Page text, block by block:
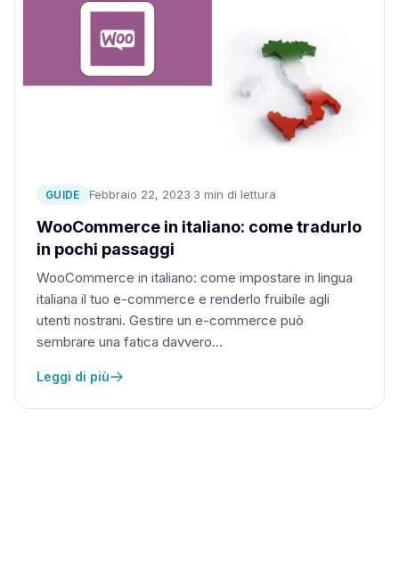
GUIDE Febbraio 22, 2023·3 min di lettura
WooCommerce in italiano: come tradurlo
in pochi passaggi
WooCommerce in italiano: come impostare in lingua
italiana il tuo e-commerce e renderlo fruibile agli
utenti nostrani. Gestire un e-commerce può
sembrare una fatica davvero…
Leggi di più